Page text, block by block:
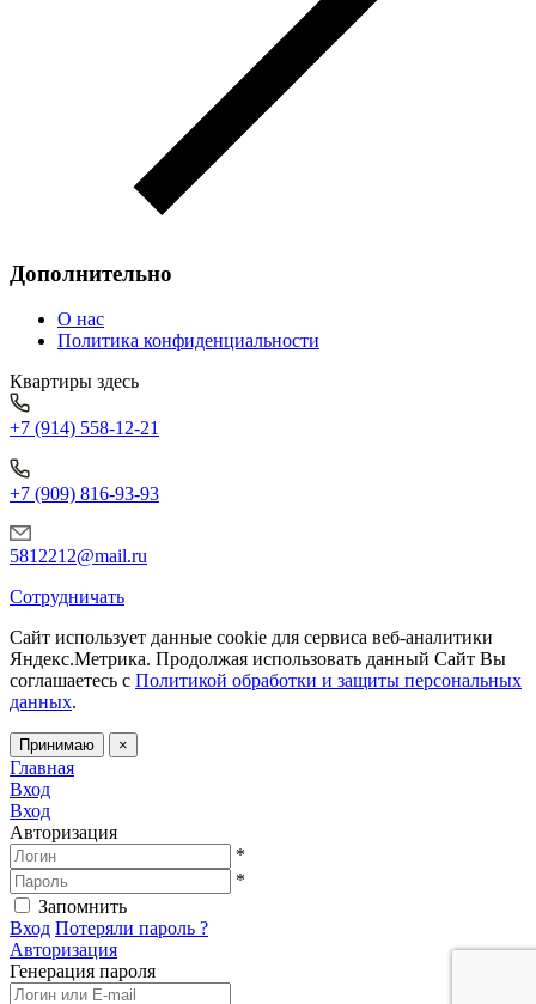
Дополнительно
О нас
Политика конфиденциальности
Квартиры здесь
+7 (914) 558-12-21
+7 (909) 816-93-93
5812212@mail.ru
Сотрудничать
Сайт использует данные cookie для сервиса веб-аналитики
Яндекс.Метрика. Продолжая использовать данный Сайт Вы
соглашаетесь с Политикой обработки и защиты персональных
данных.
Принимаю ×
Главная
Вход
Вход
Авторизация
*
*
Запомнить
Вход Потеряли пароль ?
Авторизация
Генерация пароля